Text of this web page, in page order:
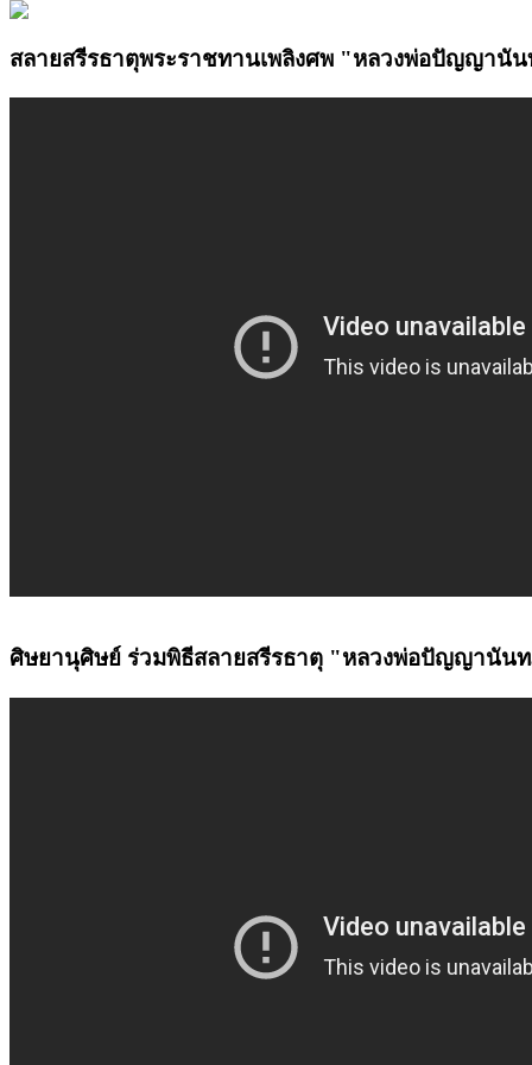
สลายสรีรธาตุพระราชทานเพลิงศพ "หลวงพ่อปัญญานั
ศิษยานุศิษย์ ร่วมพิธีสลายสรีรธาตุ "หลวงพ่อปัญญานัน